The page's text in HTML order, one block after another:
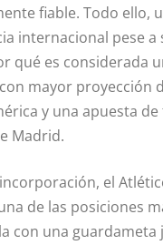
fiable. Todo ello,
internacional pese a
qué es considerada
mayor proyección
y una apuesta
Madrid.
el
de las posiciones
con una guardameta